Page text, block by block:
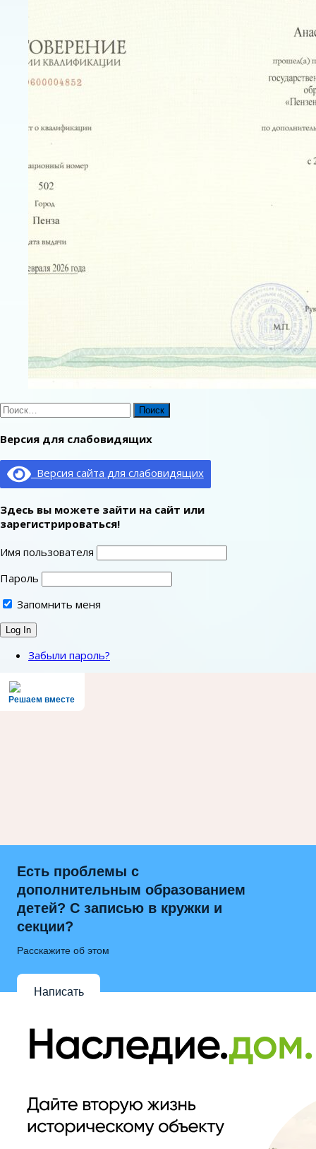
Найти:
Версия для слабовидящих
Версия сайта для слабовидящих
Здесь вы можете зайти на сайт или
зарегистрироваться!
Имя пользователя
Пароль
Запомнить меня
Забыли пароль?
Решаем вместе
Есть проблемы с
дополнительным образованием
детей? С записью в кружки и
секции?
Расскажите об этом
Написать